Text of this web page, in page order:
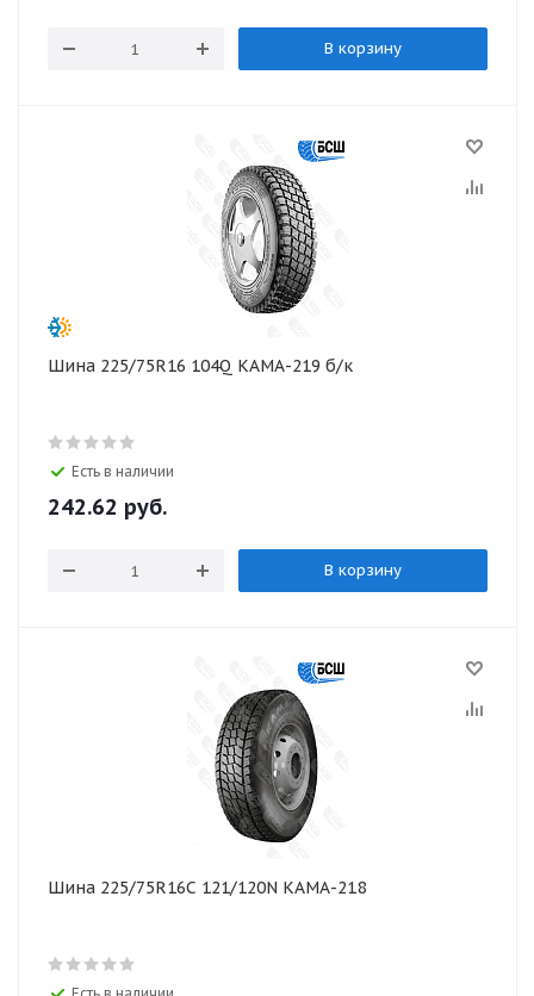
В корзину
Шина 225/75R16 104Q KАМА-219 б/к
Есть в наличии
242.62 руб.
В корзину
Шина 225/75R16C 121/120N КАМА-218